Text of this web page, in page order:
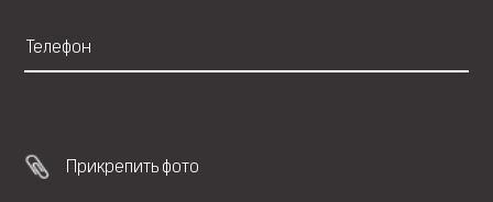
Прикрепить фото